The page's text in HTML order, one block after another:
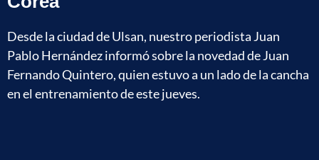
Desde la ciudad de Ulsan, nuestro periodista Juan
Pablo Hernández informó sobre la novedad de Juan
Fernando Quintero, quien estuvo a un lado de la cancha
en el entrenamiento de este jueves.